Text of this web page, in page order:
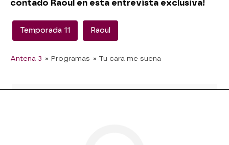
contado Raoul en esta entrevista exclusiva!
Temporada 11 Raoul
Antena 3 » Programas » Tu cara me suena